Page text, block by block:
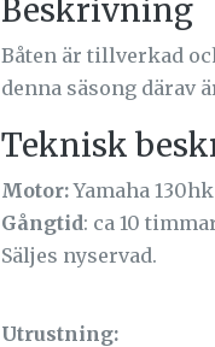
Beskrivning
Båten är tillverkad
denna säsong därav
Teknisk
Motor:Yamaha 130hk
Gångtid: ca 10
Säljes nyservad.
Utrustning: